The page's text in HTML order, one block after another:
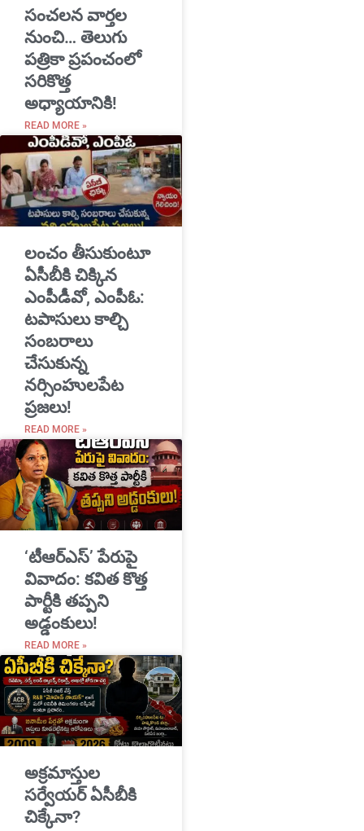
సంచలన వార్తల
నుంచి… తెలుగు
పత్రికా ప్రపంచంలో
సరికొత్త
అధ్యాయానికి!
READ MORE »
​లంచం తీసుకుంటూ
ఏసీబీకి చిక్కిన
ఎంపీడీవో, ఎంపీఓ:
టపాసులు కాల్చి
సంబరాలు
చేసుకున్న
నర్సింహులపేట
ప్రజలు!
READ MORE »
‘టీఆర్ఎస్’ పేరుపై
వివాదం: కవిత కొత్త
పార్టీకి తప్పని
అడ్డంకులు!
READ MORE »
అక్రమాస్తుల
సర్వేయర్ ఏసీబీకి
చిక్కేనా?